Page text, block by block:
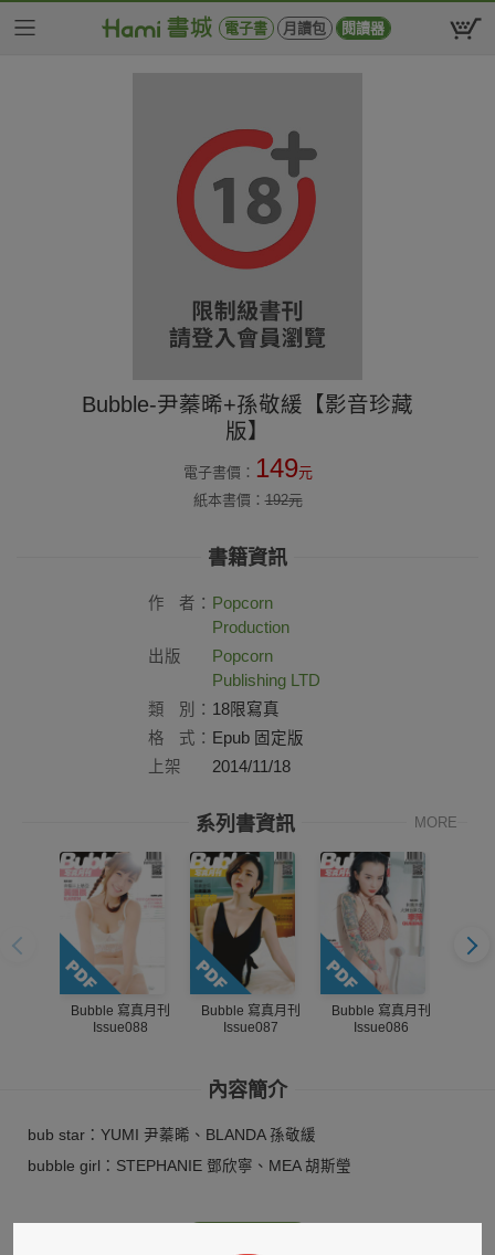
電子書 月讀包 閱讀器
Bubble-尹蓁晞+孫敬緩【影音珍藏
版】
電子書價： 149元
紙本書價：192元
書籍資訊
作 者： Popcorn
Production
出版
Popcorn
Publishing LTD
類
別： 18限寫真
格
式： Epub 固定版
上架
2014/11/18
系列書資訊 MORE
Bubble 寫真月刊
Issue088
Bubble 寫真月刊
Issue087
Bubble 寫真月刊
Issue086
內容簡介
bub star：YUMI 尹蓁晞、BLANDA 孫敬緩
bubble girl：STEPHANIE 鄧欣寧、MEA 胡斯瑩